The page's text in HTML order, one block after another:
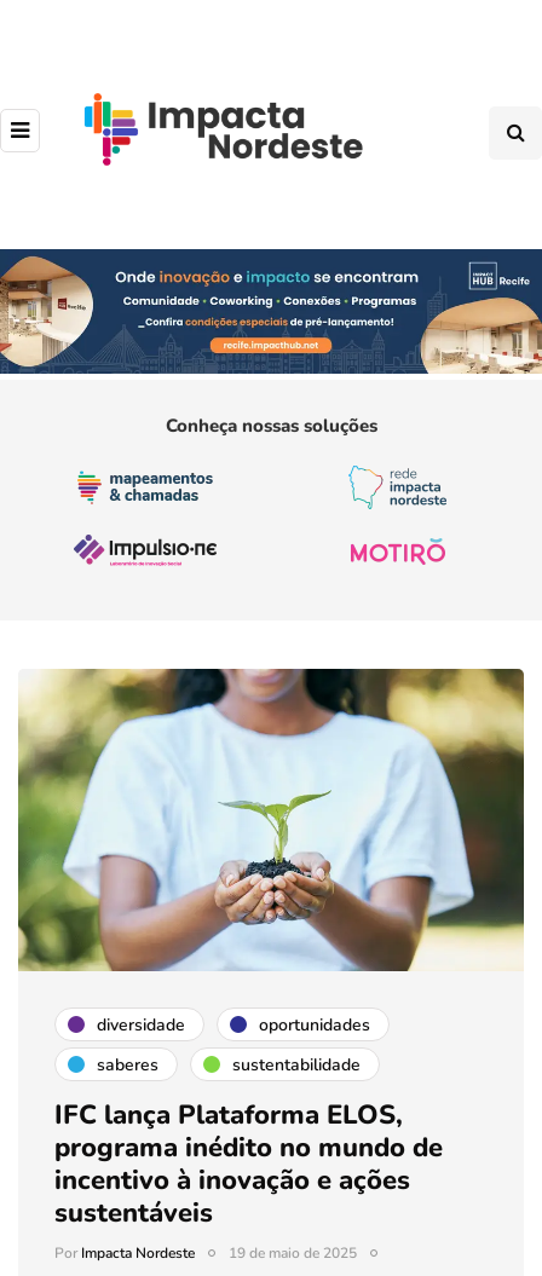
Conheça nossas soluções
diversidade
oportunidades
saberes
sustentabilidade
IFC lança Plataforma ELOS,
programa inédito no mundo de
incentivo à inovação e ações
sustentáveis
PorImpacta Nordeste
19 de maio de 2025